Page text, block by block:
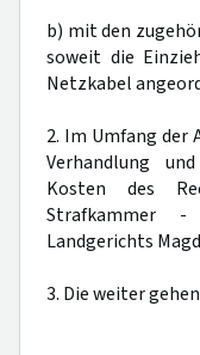
b) mit den
soweit die
Netzkabel
2. Im Umfang der
Verhandlung
Kosten des
Strafkammer -
Landgerichts
3. Die weiter